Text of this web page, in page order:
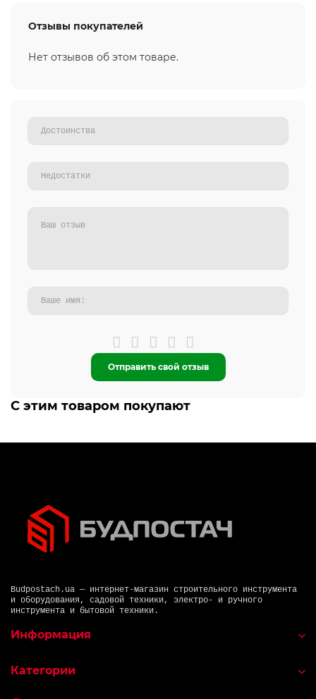
Отзывы покупателей
Нет отзывов об этом товаре.
Отправить свой отзыв
С этим товаром покупают
Budpostach.ua — интернет-магазин строительного инструмента
и оборудования, садовой техники, электро- и ручного
инструмента и бытовой техники.
Информация
Категории